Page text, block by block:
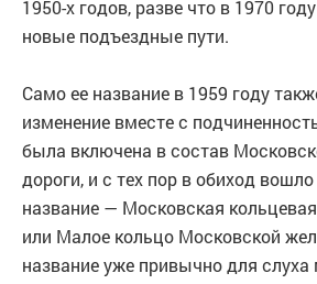
1950-х годов, разве что в 1970
новые подъездные пути.
Само ее название в 1959 году
изменение вместе с
была включена в состав
дороги, и с тех пор в обиход
название — Московская
или Малое кольцо Московской
название уже привычно для слуха